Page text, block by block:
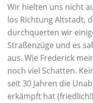
Wir hielten uns nicht
los Richtung Altstadt,
durchquerten wir
Straßenzüge und es
aus. Wie Frederick
noch viel Schatten.
seit 30 Jahren die
erkämpft hat